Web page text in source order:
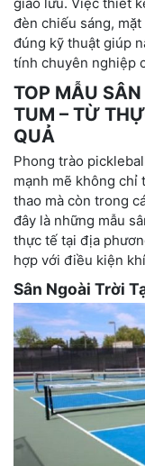
đèn chiếu sáng,
đúng kỹ thuật giúp
tính chuyên nghiệp
TOP MẪU
TUM – TỪ
QUẢ
Phong trào
mạnh mẽ không
thao mà còn trong
đây là những mẫu
thực tế tại địa
hợp với điều kiện
Sân Ngoài Trời